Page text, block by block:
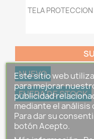
TELA
NUEVO
FUERA DE STOCK
Este sitio web
para mejorar
publicidad
mediante el análisis
Para dar su
botón Acepto.